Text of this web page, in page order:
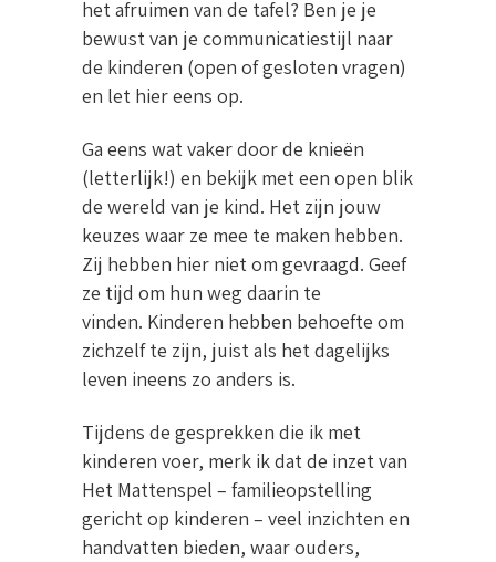
het afruimen van de tafel? Ben je je
bewust van je communicatiestijl naar
de kinderen (open of gesloten vragen)
en let hier eens op.
Ga eens wat vaker door de knieën
(letterlijk!) en bekijk met een open blik
de wereld van je kind. Het zijn jouw
keuzes waar ze mee te maken hebben.
Zij hebben hier niet om gevraagd. Geef
ze tijd om hun weg daarin te
vinden. Kinderen hebben behoefte om
zichzelf te zijn, juist als het dagelijks
leven ineens zo anders is.
Tijdens de gesprekken die ik met
kinderen voer, merk ik dat de inzet van
Het Mattenspel – familieopstelling
gericht op kinderen – veel inzichten en
handvatten bieden, waar ouders,